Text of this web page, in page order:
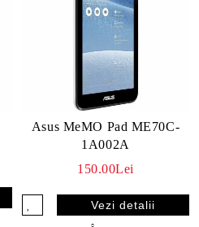
Asus MeMO Pad ME70C-
1A002A
150.00Lei
Vezi detalii